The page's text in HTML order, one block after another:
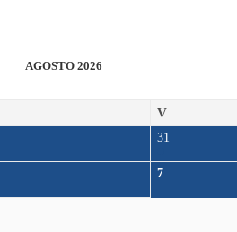
AGOSTO 2026
V
31
7